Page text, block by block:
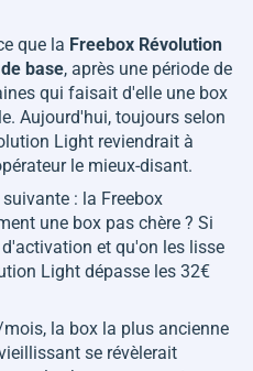
que la Freebox Révolution
base, après une période de
qui faisait d'elle une box
Aujourd'hui, toujours selon
Light reviendrait à
le mieux-disant.
: la Freebox
une box pas chère ? Si
et qu'on les lisse
Light dépasse les 32€
la box la plus ancienne
se révèlerait